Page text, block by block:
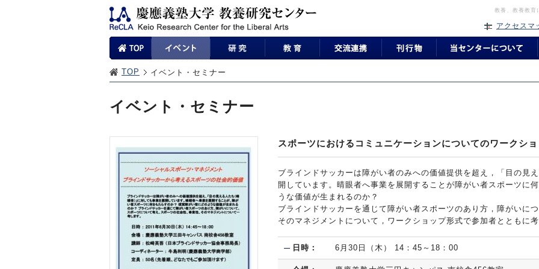
教養、教養教育
アクセスマ
TOP イベント・セミナー
イベント・セミナー
スポーツにおけるコミュニケーションについてのワークシ
ブラインドサッカーは障がい者のみへの価値提供を超え，「目の見
開しています。晴眼者へ事業を展開することが障がい者スポーツに
うな価値が生まれるのか？
ブラインドサッカーを通じて障がい者スポーツのあり方，障がいに
そのマネジメントについて，ワークショップ形式で参加者とともに
日時： 6月30日（木） 14：45～18：00